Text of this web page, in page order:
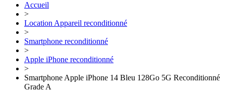
Accueil
>
Location Appareil reconditionné
>
Smartphone reconditionné
>
Apple iPhone reconditionné
>
Smartphone Apple iPhone 14 Bleu 128Go 5G Reconditionné
Grade A